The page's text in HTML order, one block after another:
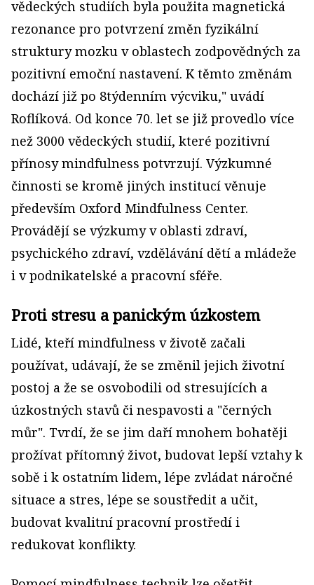
vědeckých studiích byla použita magnetická
rezonance pro potvrzení změn fyzikální
struktury mozku v oblastech zodpovědných za
pozitivní emoční nastavení. K těmto změnám
dochází již po 8týdenním výcviku," uvádí
Roflíková. Od konce 70. let se již provedlo více
než 3000 vědeckých studií, které pozitivní
přínosy mindfulness potvrzují. Výzkumné
činnosti se kromě jiných institucí věnuje
především Oxford Mindfulness Center.
Provádějí se výzkumy v oblasti zdraví,
psychického zdraví, vzdělávání dětí a mládeže
i v podnikatelské a pracovní sféře.
Proti stresu a panickým úzkostem
Lidé, kteří mindfulness v životě začali
používat, udávají, že se změnil jejich životní
postoj a že se osvobodili od stresujících a
úzkostných stavů či nespavosti a "černých
můr". Tvrdí, že se jim daří mnohem bohatěji
prožívat přítomný život, budovat lepší vztahy k
sobě i k ostatním lidem, lépe zvládat náročné
situace a stres, lépe se soustředit a učit,
budovat kvalitní pracovní prostředí i
redukovat konflikty.